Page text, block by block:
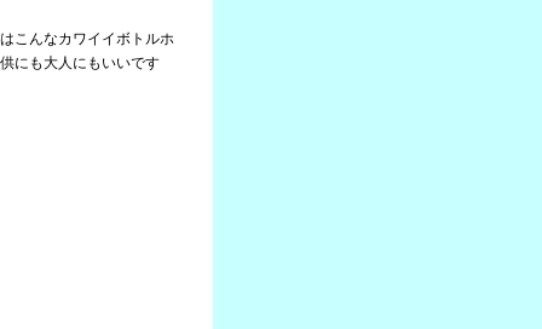
こんなカワイイボトルホ
にも大人にもいいです